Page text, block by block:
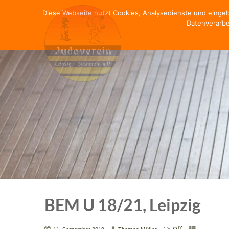
BEM U 18/21, Leipzig
Diese Webseite nutzt Cookies, Analysedienste und